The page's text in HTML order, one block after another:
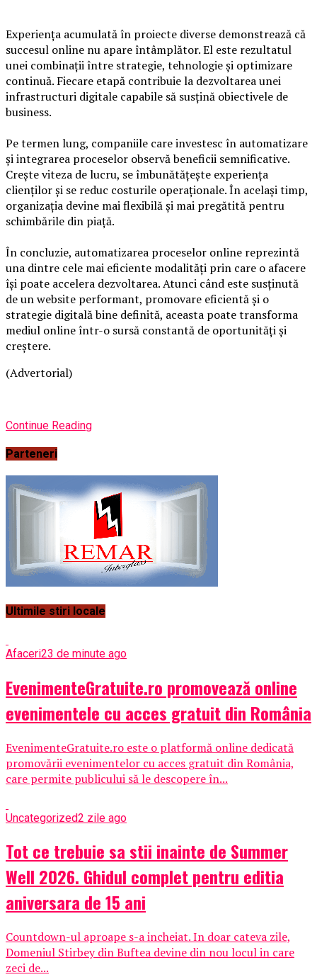
Experiența acumulată în proiecte diverse demonstrează că
succesul online nu apare întâmplător. El este rezultatul
unei combinații între strategie, tehnologie și optimizare
continuă. Fiecare etapă contribuie la dezvoltarea unei
infrastructuri digitale capabile să susțină obiectivele de
business.
Pe termen lung, companiile care investesc în automatizare
și integrarea proceselor observă beneficii semnificative.
Crește viteza de lucru, se îmbunătățește experiența
clienților și se reduc costurile operaționale. În același timp,
organizația devine mai flexibilă și mai pregătită pentru
schimbările din piață.
În concluzie, automatizarea proceselor online reprezintă
una dintre cele mai eficiente modalități prin care o afacere
își poate accelera dezvoltarea. Atunci când este susținută
de un website performant, promovare eficientă și o
strategie digitală bine definită, aceasta poate transforma
mediul online într-o sursă constantă de oportunități și
creștere.
(Advertorial)
Continue Reading
Parteneri
Ultimile stiri locale
Afaceri23 de minute ago
EvenimenteGratuite.ro promovează online
evenimentele cu acces gratuit din România
EvenimenteGratuite.ro este o platformă online dedicată
promovării evenimentelor cu acces gratuit din România,
care permite publicului să le descopere în...
Uncategorized2 zile ago
Tot ce trebuie sa stii inainte de Summer
Well 2026. Ghidul complet pentru editia
aniversara de 15 ani
Countdown-ul aproape s-a incheiat. In doar cateva zile,
Domeniul Stirbey din Buftea devine din nou locul in care
zeci de...